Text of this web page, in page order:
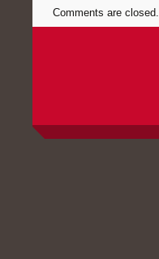
Comments are closed.